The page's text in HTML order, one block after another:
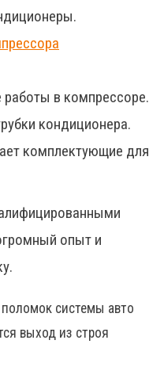
в компрессоре.
кондиционера.
комплектующие для
опыт и
системы авто
выход из строя